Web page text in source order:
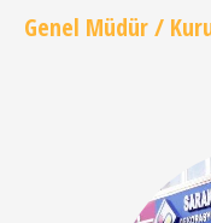
Genel Müdür /